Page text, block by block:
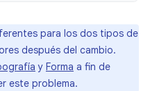
para los dos tipos de
después del cambio.
y Forma a fin de
este problema.